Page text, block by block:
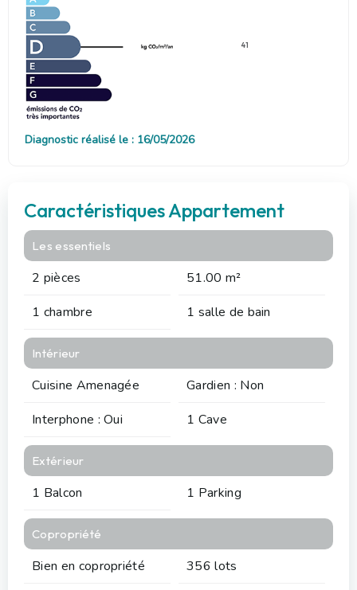
41
Diagnostic réalisé le : 16/05/2026
Caractéristiques Appartement
Les essentiels
2 pièces
51.00 m²
1 chambre
1 salle de bain
Intérieur
Cuisine Amenagée
Gardien : Non
Interphone : Oui
1 Cave
Extérieur
1 Balcon 1 Parking
Copropriété
Bien en copropriété
356 lots